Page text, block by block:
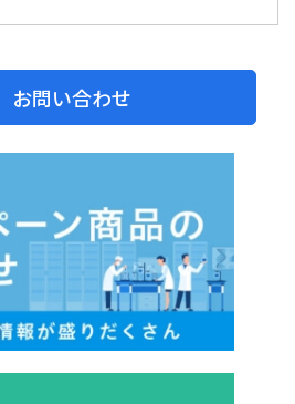
お問い合わせ